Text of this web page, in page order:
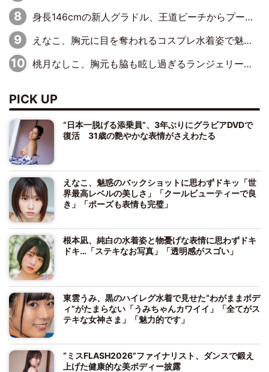
身長146cmの新人グラドル、王道ビーチからプールサイドそしてゴールドビキニまで…DVDデビュー作で躍動
えなこ、胸元に目を奪われるコスプレ水着姿で魅了「群を抜く美しさと華やかさ」「えなこりんの千咲は破壊力がスゴい」
桃月なしこ、胸元も脇も眩し過ぎるランジェリー＆ビキニ姿を披露「なしこたそ最強」「セクシーでゴージャスで大きなボリューム」
PICK UP
“日本一脱げる添乗員”、3年ぶりにグラビアDVDで
復活 31歳の艶やかな表情がさえわたる
えなこ、魅惑のバックショットに思わずドキッ「世
界最高レベルの美しさ」「クールビューティーで良
き」「ポーズも表情も完璧」
根本凪、純白の水着姿と物憂げな表情に思わずドキ
ドキ…「ステキなお写真」「透明感がスゴい」
東雲うみ、黒のハイレグ水着で見せた“わがままボデ
ィ”がたまらない「うみちゃんカワイイ」「全てがス
テキな女神さま」「魅力的です」
“ミスFLASH2026”ファイナリスト、ダンスで鍛え
上げた健康的な美ボディー披露